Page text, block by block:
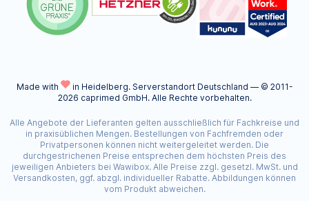
Made with in Heidelberg. Serverstandort Deutschland — © 2011-
2026 caprimed GmbH. Alle Rechte vorbehalten.
Alle Angebote der Lieferanten gelten ausschließlich für Fachkreise und
in praxisüblichen Mengen. Bestellungen von Fachfremden oder
Privatpersonen können nicht weitergeleitet werden. Die
durchgestrichenen Preise entsprechen dem höchsten Preis des
jeweiligen Anbieters bei Wawibox. Alle Preise zzgl. gesetzl. MwSt. und
Versandkosten, ggf. abzgl. individueller Rabatte. Abbildungen können
vom Produkt abweichen.